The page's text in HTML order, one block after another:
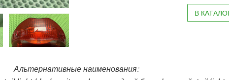
В
Альтернативные наименования: